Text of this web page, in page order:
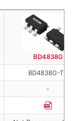
BD4838G
BD4838G-TR
-